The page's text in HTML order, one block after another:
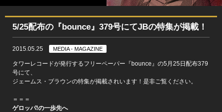
5/25配布の『bounce』379号にてJBの特集が掲載！
2015.05.25 MEDIA - MAGAZINE
タワーレコードが発行するフリーペーパー『bounce』の5月25日配布379
号にて、
ジェームス・ブラウンの特集が掲載されいます！是非ご覧ください。
＝＝＝
ゲロッパ!の一歩先へ